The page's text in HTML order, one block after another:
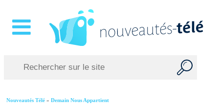
Nouveautés Télé »Demain Nous Appartient